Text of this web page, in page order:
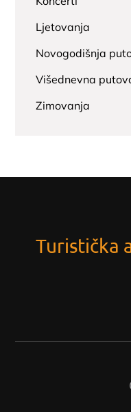
Ljetovanja
Novogodišnja
Višednevna
Zimovanja
Turistička